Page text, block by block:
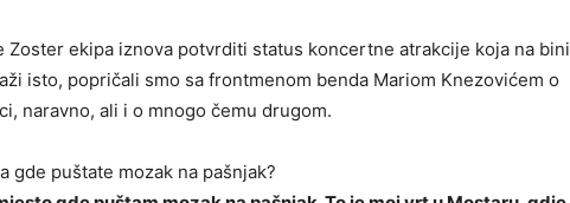
Zoster ekipa iznova potvrditi status koncertne atrakcije koja na bini
isto, popričali smo sa frontmenom benda Mariom Knezovićem o
naravno, ali i o mnogo čemu drugom.
gde puštate mozak na pašnjak?